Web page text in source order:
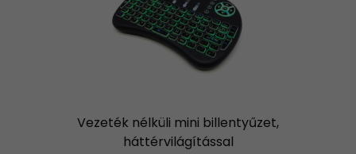
Vezeték nélküli mini billentyűzet,
háttérvilágítással